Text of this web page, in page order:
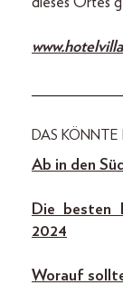
DAS KÖNNTE
Ab in den
Die besten
2024
Worauf